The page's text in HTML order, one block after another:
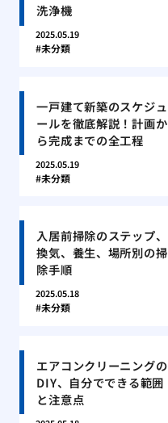
洗浄機
2025.05.19
未分類
一戸建て新築のスケジュ
ールを徹底解説！計画か
ら完成までの全工程
2025.05.19
未分類
入居前掃除のステップ、
換気、養生、場所別の掃
除手順
2025.05.18
未分類
エアコンクリーニングの
DIY、自分でできる範囲
と注意点